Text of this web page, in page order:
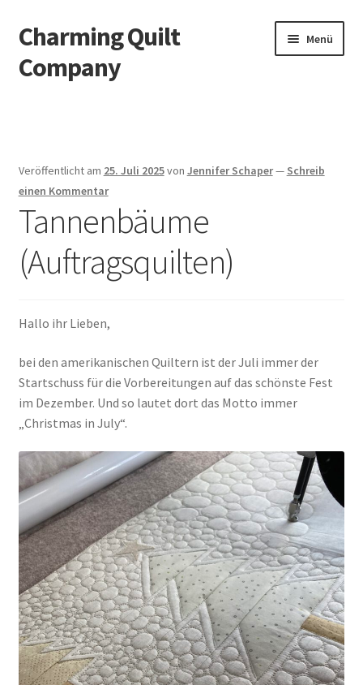
Zur
Navigation
springen
Zum
Inhalt
springen
Charming Quilt
Company
Menü
Blog
Datenschutzbelehrung
Datenschutzerklärung
Impressum
Impressum
Kasse
Mein Konto
Shop
Versandarten
Warenkorb
Widerrufsbelehrung
Zahlungsarten
Veröffentlicht am 25. Juli 2025von Jennifer Schaper— Schreib
einen Kommentar
Tannenbäume
(Auftragsquilten)
Hallo ihr Lieben,
bei den amerikanischen Quiltern ist der Juli immer der
Startschuss für die Vorbereitungen auf das schönste Fest
im Dezember. Und so lautet dort das Motto immer
„Christmas in July“.